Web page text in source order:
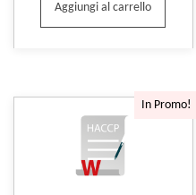
Aggiungi al carrello
In Promo!